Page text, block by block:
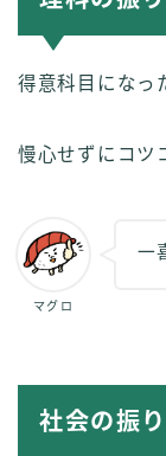
得意科目になっ
慢心せずにコツ
マグロ
一
社会の振